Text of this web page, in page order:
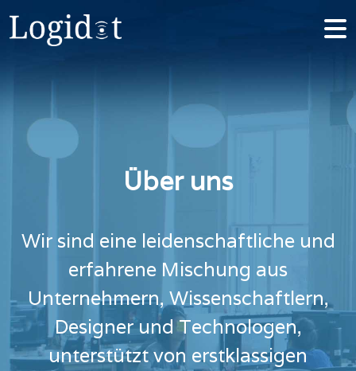
Über uns
Wir sind eine leidenschaftliche und
erfahrene Mischung aus
Unternehmern, Wissenschaftlern,
Designer und Technologen,
unterstützt von erstklassigen